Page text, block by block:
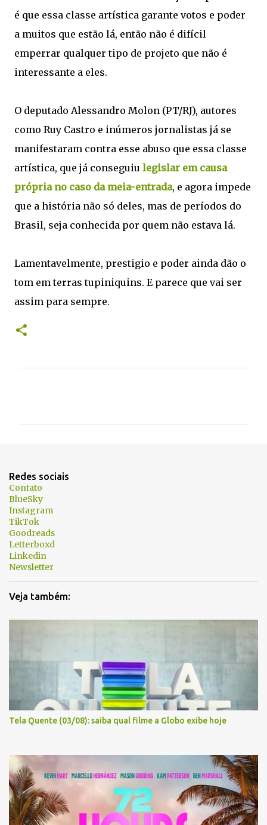
é que essa classe artística garante votos e poder
a muitos que estão lá, então não é difícil
emperrar qualquer tipo de projeto que não é
interessante a eles.
O deputado Alessandro Molon (PT/RJ), autores
como Ruy Castro e inúmeros jornalistas já se
manifestaram contra esse abuso que essa classe
artística, que já conseguiu legislar em causa
própria no caso da meia-entrada, e agora impede
que a história não só deles, mas de períodos do
Brasil, seja conhecida por quem não estava lá.
Lamentavelmente, prestigio e poder ainda dão o
tom em terras tupiniquins. E parece que vai ser
assim para sempre.
á
r
i
o
s
Redes sociais
Contato
BlueSky
Instagram
TikTok
Goodreads
Letterboxd
Linkedin
Newsletter
Veja também:
Tela Quente (03/08): saiba qual filme a Globo exibe hoje